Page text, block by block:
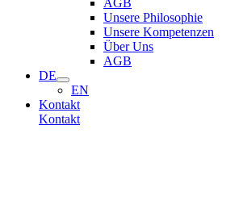
AGB
Unsere Philosophie
Unsere Kompetenzen
Über Uns
AGB
DE
EN
Kontakt
Kontakt